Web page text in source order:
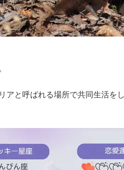
アと呼ばれる場所で共同生活を